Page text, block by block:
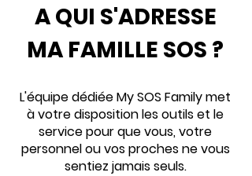
A QUI S'ADRESSE
MA FAMILLE SOS ?
L'équipe dédiée My SOS Family met
à votre disposition les outils et le
service pour que vous, votre
personnel ou vos proches ne vous
sentiez jamais seuls.